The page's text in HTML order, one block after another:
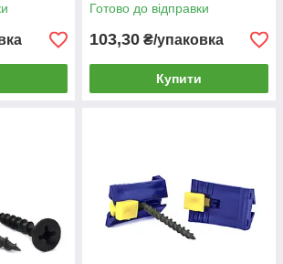
Готово до відправки
103,30 ₴/упаковка
Купити